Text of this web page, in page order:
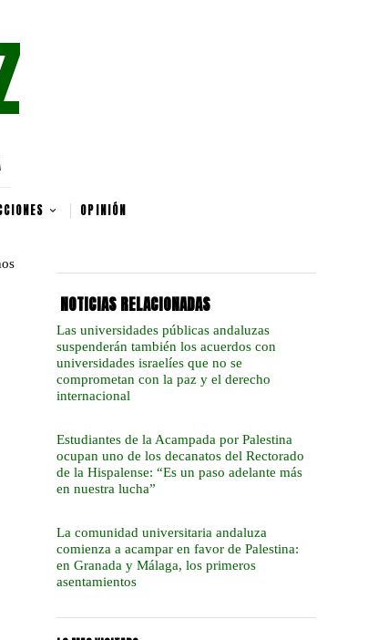
OPINIÓN
NOTICIAS RELACIONADAS
Las universidades públicas andaluzas
suspenderán también los acuerdos con
universidades israelíes que no se
comprometan con la paz y el derecho
internacional
Estudiantes de la Acampada por Palestina
ocupan uno de los decanatos del Rectorado
de la Hispalense: “Es un paso adelante más
en nuestra lucha”
La comunidad universitaria andaluza
comienza a acampar en favor de Palestina:
en Granada y Málaga, los primeros
asentamientos